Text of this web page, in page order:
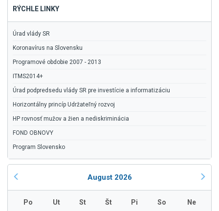
RÝCHLE LINKY
Úrad vlády SR
Koronavírus na Slovensku
Programové obdobie 2007 - 2013
ITMS2014+
Úrad podpredsedu vlády SR pre investície a informatizáciu
Horizontálny princíp Udržateľný rozvoj
HP rovnosť mužov a žien a nediskriminácia
FOND OBNOVY
Program Slovensko
August 2026
Po Ut St Št Pi So
Ne